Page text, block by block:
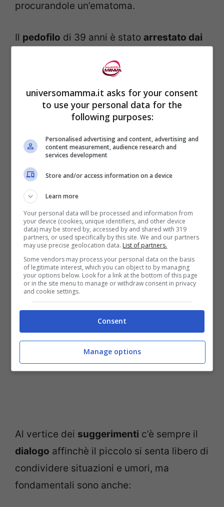
procurandole un’ematoma.
Il pedofilo di 39 anni è stato arrestato dai
messinese con la pesante accusa di
tentata violenza sessuale ai danni di un
bambino di 10 anni.
bambino, grazie all’apprensione, al
coraggio, all’attenzione della madre, è
sano e salvo.
Il dramma della pedofilia rientra tra le
paure più comuni di qualsiasi genitore.
Tutelare i propri figli si deve, e si può,
guida con indicazioni utilisul tema.
Al vertice dei suggerimenti c’è sempre il
dialogo affinchè il piccolo si senta libero di
condividere situazioni e umori, ma
fondamentali sono anche:
universomamma.it asks for your consent
to use your personal data for the
following purposes:
Personalised advertising and content, advertising and
content measurement, audience research and
services development
Store and/or access information on a device
Learn more
Your personal data will be processed and information from
your device (cookies, unique identifiers, and other device
data) may be stored by, accessed by and shared with 319
partners, or used specifically by this site. We and our partners
may use precise geolocation data. List of partners.
Some vendors may process your personal data on the basis
of legitimate interest, which you can object to by managing
your options below. Look for a link at the bottom of this page
or in the site menu to manage or withdraw consent in privacy
and cookie settings.
Consent
Manage options